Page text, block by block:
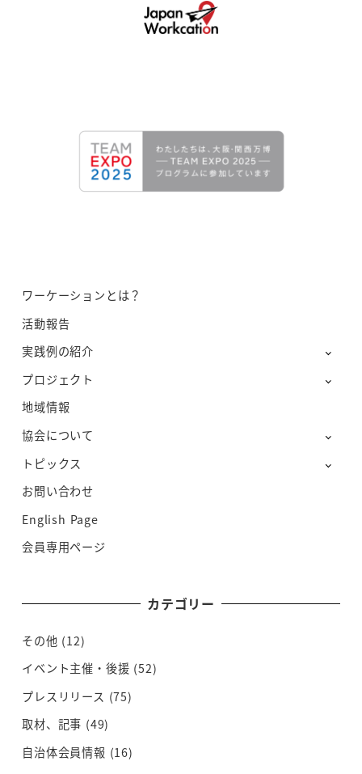
ワーケーションとは？
活動報告
実践例の紹介
プロジェクト
地域情報
協会について
トピックス
お問い合わせ
English Page
会員専用ページ
カテゴリー
その他 (12)
イベント主催・後援 (52)
プレスリリース (75)
取材、記事 (49)
自治体会員情報 (16)